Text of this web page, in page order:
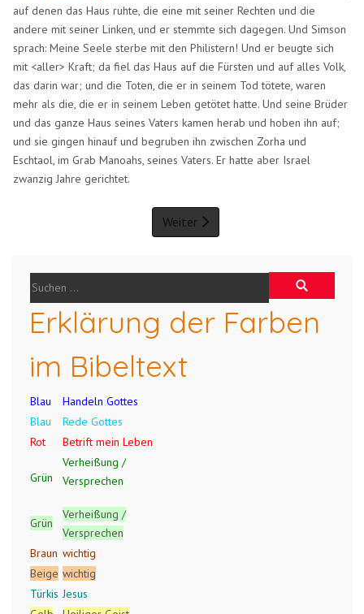
auf denen das Haus ruhte, die eine mit seiner Rechten und die
andere mit seiner Linken, und er stemmte sich dagegen. Und Simson
sprach: Meine Seele sterbe mit den Philistern! Und er beugte sich
mit <aller> Kraft; da fiel das Haus auf die Fürsten und auf alles Volk,
das darin war; und die Toten, die er in seinem Tod tötete, waren
mehr als die, die er in seinem Leben getötet hatte. Und seine Brüder
und das ganze Haus seines Vaters kamen herab und hoben ihn auf;
und sie gingen hinauf und begruben ihn zwischen Zorha und
Eschtaol, im Grab Manoahs, seines Vaters. Er hatte aber Israel
zwanzig Jahre gerichtet.
Weiter
Erklärung der Farben
im Bibeltext
Blau
Handeln Gottes
Blau
Rede Gottes
Rot
Betrift mein Leben
Grün
Verheißung /
Versprechen
Grün
Verheißung /
Versprechen
Braun wichtig
Beige wichtig
Türkis Jesus